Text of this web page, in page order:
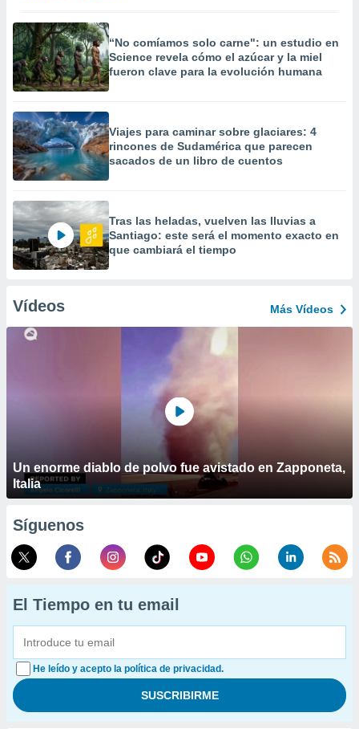
“No comíamos solo carne": un estudio en
Science revela cómo el azúcar y la miel
fueron clave para la evolución humana
Viajes para caminar sobre glaciares: 4
rincones de Sudamérica que parecen
sacados de un libro de cuentos
Tras las heladas, vuelven las lluvias a
Santiago: este será el momento exacto en
que cambiará el tiempo
Vídeos Más Vídeos
Un enorme diablo de polvo fue avistado en Zapponeta,
Italia
Síguenos
El Tiempo en tu email
He leído y acepto la política de privacidad.